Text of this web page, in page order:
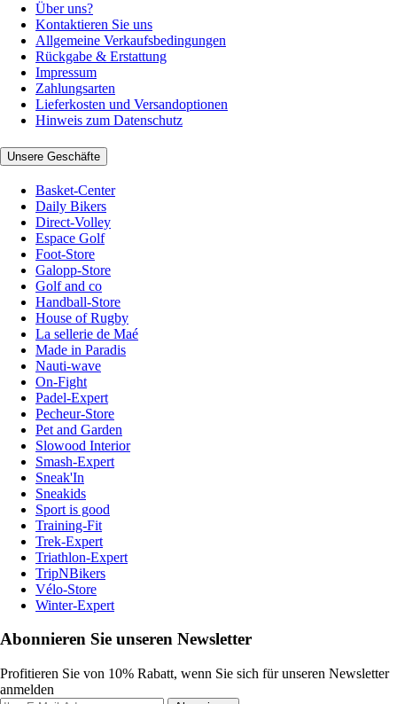
Über uns?
Kontaktieren Sie uns
Allgemeine Verkaufsbedingungen
Rückgabe & Erstattung
Impressum
Zahlungsarten
Lieferkosten und Versandoptionen
Hinweis zum Datenschutz
Unsere Geschäfte
Basket-Center
Daily Bikers
Direct-Volley
Espace Golf
Foot-Store
Galopp-Store
Golf and co
Handball-Store
House of Rugby
La sellerie de Maé
Made in Paradis
Nauti-wave
On-Fight
Padel-Expert
Pecheur-Store
Pet and Garden
Slowood Interior
Smash-Expert
Sneak'In
Sneakids
Sport is good
Training-Fit
Trek-Expert
Triathlon-Expert
TripNBikers
Vélo-Store
Winter-Expert
Abonnieren Sie unseren Newsletter
Profitieren Sie von 10% Rabatt, wenn Sie sich für unseren Newsletter
anmelden